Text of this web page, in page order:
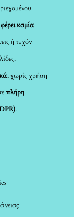
καμία
ή τυχόν
, χωρίς χρήση
πλήρη
.